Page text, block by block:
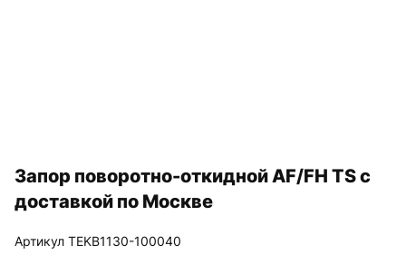
Запор поворотно-откидной AF/FH TS с
доставкой по Москве
Артикул TEKB1130-100040